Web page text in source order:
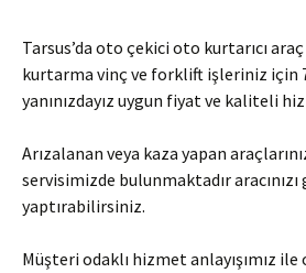
Tarsus’da oto çekici oto kurtarıcı
kurtarma vinç ve forklift işleriniz için
yanınızdayız uygun fiyat ve kaliteli
Arızalanan veya kaza yapan
servisimizde bulunmaktadır
yaptırabilirsiniz.
Müşteri odaklı hizmet anlayışımız